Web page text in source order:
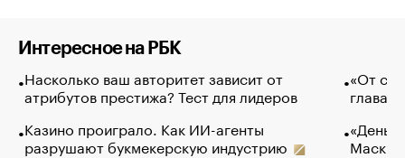
Интересное на РБК
Насколько ваш авторитет зависит от
атрибутов престижа? Тест для лидеров
Казино проиграло. Как ИИ-агенты
разрушают букмекерскую индустрию
«От
глава
Маск в